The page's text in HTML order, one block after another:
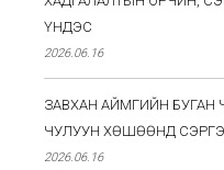
ҮНДЭС
2026.06.16
ЗАВХАН АЙМГИЙН
ЧУЛУУН ХӨШӨӨНД
2026.06.16